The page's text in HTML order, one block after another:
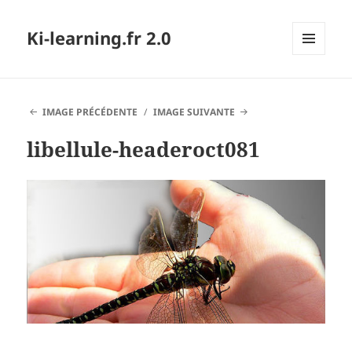
Ki-learning.fr 2.0
IMAGE PRÉCÉDENTE
IMAGE SUIVANTE
libellule-headeroct081